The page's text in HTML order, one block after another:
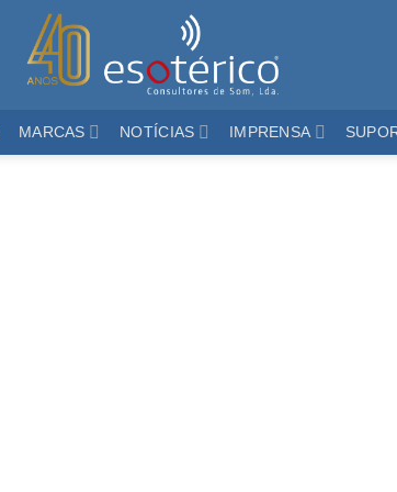
MARCAS NOTÍCIAS IMPRENSA